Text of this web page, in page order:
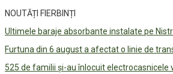
NOUTĂȚI FIERBINȚI
Ultimele baraje absorbante instalate pe
Furtuna din 6 august a afectat o linie de
525 de familii și-au înlocuit